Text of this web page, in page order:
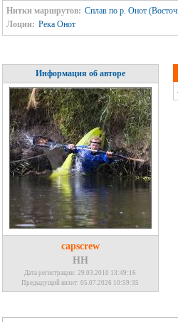
Нитки маршрутов: Сплав по р. Онот
Лоции: Река Онот
Информация об авторе
capscrew
НН
Дата регистрации: 29.03.2010 13:49:16
Предыдущий визит: 05.07.2026 10:59:35